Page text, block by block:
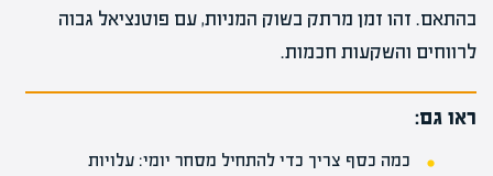
בהתאם. זהו זמן מרתק בשוק המניות, עם פוטנציאל גבוה
לרווחים והשקעות חכמות.
ראו גם:
כמה כסף צריך כדי להתחיל מסחר יומי: עלויות